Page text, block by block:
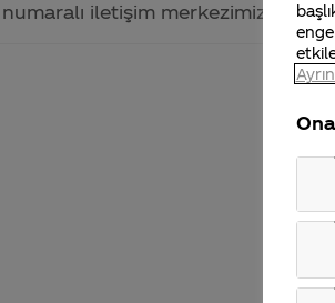
numaralı iletişim merkezimizden